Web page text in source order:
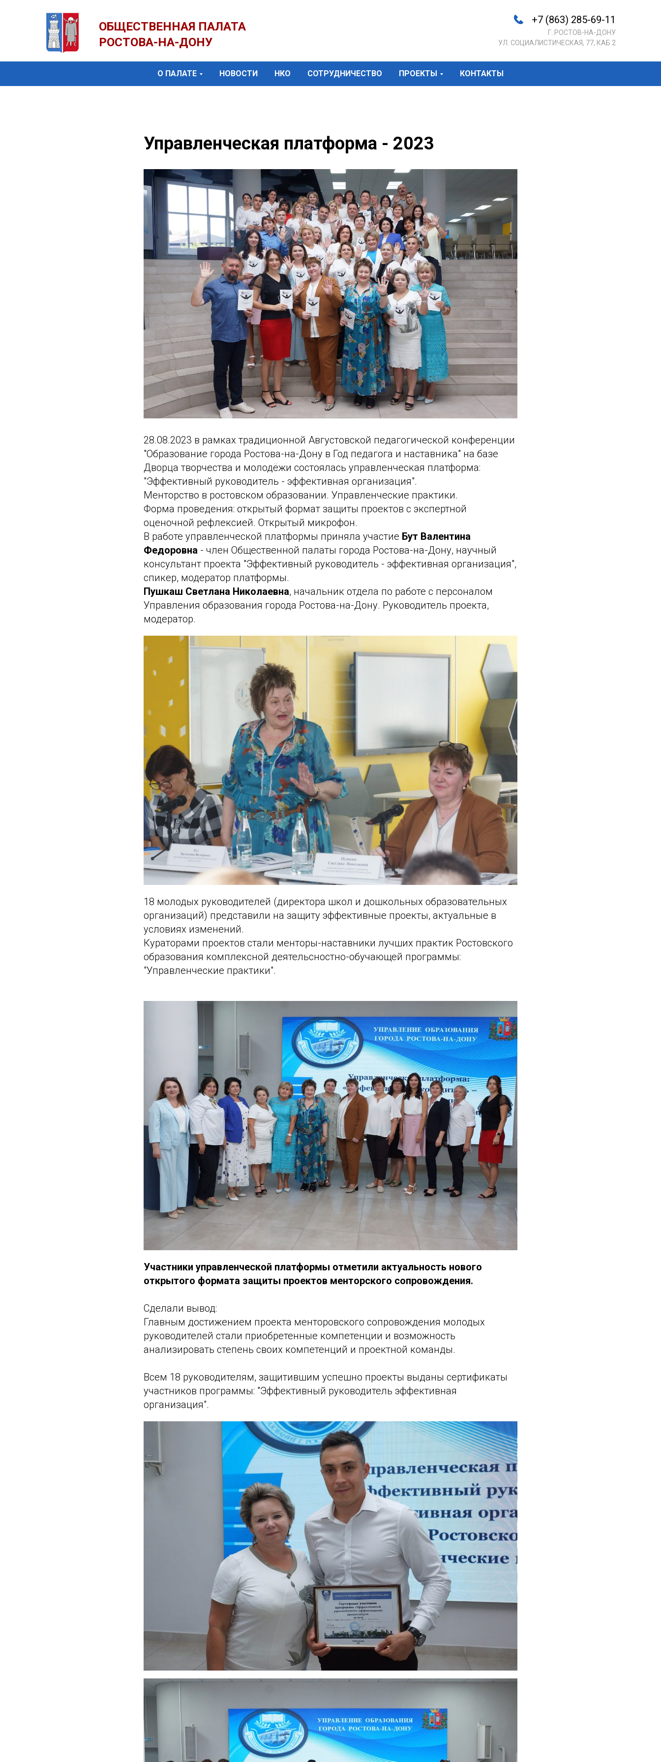
ОБЩЕСТВЕННАЯ ПАЛАТА
РОСТОВА-НА-ДОНУ
+7 (863) 285-69-11
Г. РОСТОВ-НА-ДОНУ
УЛ. СОЦИАЛИСТИЧЕСКАЯ, 77, КАБ 2
О ПАЛАТЕ НОВОСТИ НКО СОТРУДНИЧЕСТВО ПРОЕКТЫ КОНТАКТЫ
Управленческая платформа - 2023
28.08.2023 в рамках традиционной Августовской педагогической конференции
"Образование города Ростова-на-Дону в Год педагога и наставника" на базе
Дворца творчества и молодёжи состоялась управленческая платформа:
"Эффективный руководитель - эффективная организация".
Менторство в ростовском образовании. Управленческие практики.
Форма проведения: открытый формат защиты проектов с экспертной
оценочной рефлексией. Открытый микрофон.
В работе управленческой платформы приняла участие Бут Валентина
Федоровна - член Общественной палаты города Ростова-на-Дону, научный
консультант проекта "Эффективный руководитель - эффективная организация",
спикер, модератор платформы.
Пушкаш Светлана Николаевна, начальник отдела по работе с персоналом
Управления образования города Ростова-на-Дону. Руководитель проекта,
модератор.
18 молодых руководителей (директора школ и дошкольных образовательных
организаций) представили на защиту эффективные проекты, актуальные в
условиях изменений.
Кураторами проектов стали менторы-наставники лучших практик Ростовского
образования комплексной деятельсностно-обучающей программы:
"Управленческие практики".
Участники управленческой платформы отметили актуальность нового
открытого формата защиты проектов менторского сопровождения.
Сделали вывод:
Главным достижением проекта менторовского сопровождения молодых
руководителей стали приобретенные компетенции и возможность
анализировать степень своих компетенций и проектной команды.
Всем 18 руководителям, защитившим успешно проекты выданы сертификаты
участников программы: "Эффективный руководитель эффективная
организация".